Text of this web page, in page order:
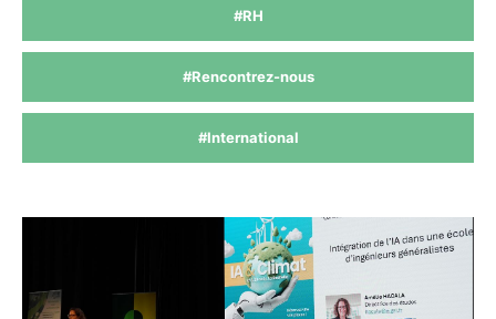
#RH
#Rencontrez-nous
#International